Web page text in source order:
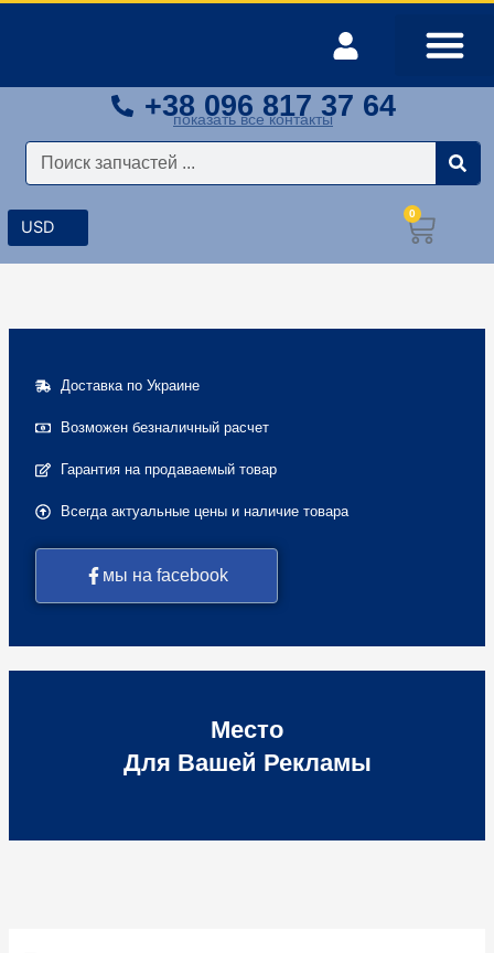
+38 096 817 37 64
показать все контакты
Поиск
0
Доставка по Украине
Возможен безналичный расчет
Гарантия на продаваемый товар
Всегда актуальные цены и наличие товара
мы на facebook
Место
Для Вашей Рекламы